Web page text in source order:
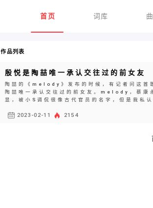
首页 词库
作品列表
殷悦是陶喆唯一承认交往过的前女友
陶喆的《melody》发布的时候，有记者问这首
陶喆唯一承认交往过的前女友。melody，蔡康
显，被小S调侃很像古代官员的名字，但是我私
2023-02-11 2154